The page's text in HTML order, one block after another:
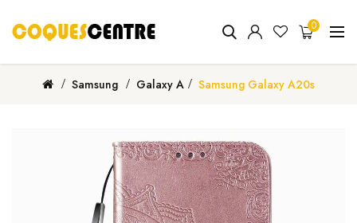
0
Samsung Galaxy A Samsung Galaxy A20s